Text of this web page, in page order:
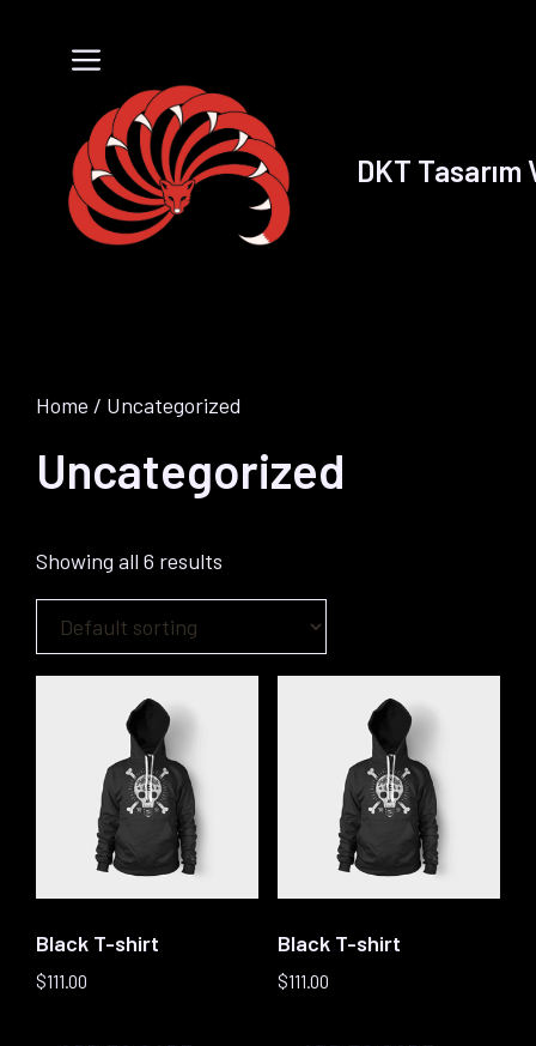
DKT Tasarım
Menü
Home / Uncategorized
Uncategorized
Showing all 6 results
Black T-shirt
$111.00
Black T-shirt
$111.00